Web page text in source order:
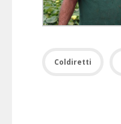
Coldiretti